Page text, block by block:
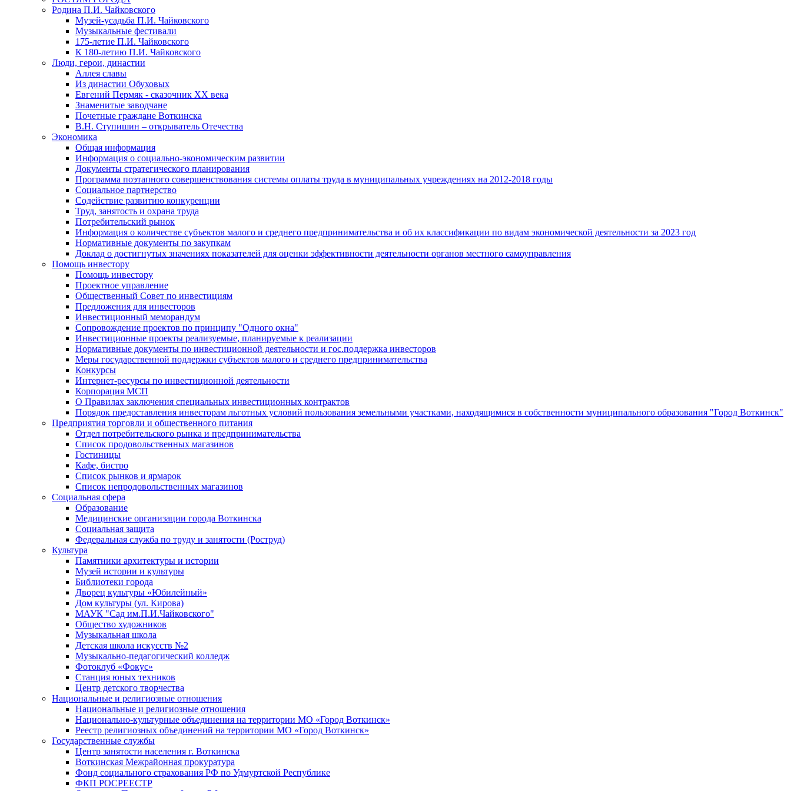
Родина П.И. Чайковского
Музей-усадьба П.И. Чайковского
Музыкальные фестивали
175-летие П.И. Чайковского
К 180-летию П.И. Чайковского
Люди, герои, династии
Аллея славы
Из династии Обуховых
Евгений Пермяк - сказочник XX века
Знаменитые заводчане
Почетные граждане Воткинска
В.Н. Ступишин – открыватель Отечества
Экономика
Общая информация
Информация о социально-экономическим развитии
Документы стратегического планирования
Программа поэтапного совершенствования системы оплаты труда в муниципальных учреждениях на 2012-2018 годы
Социальное партнерство
Содействие развитию конкуренции
Труд, занятость и охрана труда
Потребительский рынок
Информация о количестве субъектов малого и среднего предпринимательства и об их классификации по видам экономической деятельности за 2023 год
Нормативные документы по закупкам
Доклад о достигнутых значениях показателей для оценки эффективности деятельности органов местного самоуправления
Помощь инвестору
Помощь инвестору
Проектное управление
Общественный Совет по инвестициям
Предложения для инвесторов
Инвестиционный меморандум
Сопровождение проектов по принципу "Oдного окна"
Инвестиционные проекты реализуемые, планируемые к реализации
Нормативные документы по инвестиционной деятельности и гос.поддержка инвесторов
Меры государственной поддержки субъектов малого и среднего предпринимательства
Конкурсы
Интернет-ресурсы по инвестиционной деятельности
Корпорация МСП
О Правилах заключения специальных инвестиционных контрактов
Порядок предоставления инвесторам льготных условий пользования земельными участками, находящимися в собственности муниципального образования "Город Воткинск"
Предприятия торговли и общественного питания
Отдел потребительского рынка и предпринимательства
Список продовольственных магазинов
Гостиницы
Кафе, бистро
Cписок рынков и ярмарок
Список непродовольственных магазинов
Социальная сфера
Образование
Медицинские организации города Воткинска
Социальная защита
Федеральная служба по труду и занятости (Роструд)
Культура
Памятники архитектуры и истории
Музей истории и культуры
Библиотеки города
Дворец культуры «Юбилейный»
Дом культуры (ул. Кирова)
МАУК "Сад им.П.И.Чайковского"
Общество художников
Музыкальная школа
Детская школа искусств №2
Музыкально-педагогический колледж
Фотоклуб «Фокус»
Станция юных техников
Центр детского творчества
Национальные и религиозные отношения
Национальные и религиозные отношения
Национально-культурные объединения на территории МО «Город Воткинск»
Реестр религиозных объединений на территории МО «Город Воткинск»
Государственные службы
Центр занятости населения г. Воткинска
Воткинская Межрайонная прокуратура
Фонд социального страхования РФ по Удмуртской Республике
ФКП РОСРЕЕСТР